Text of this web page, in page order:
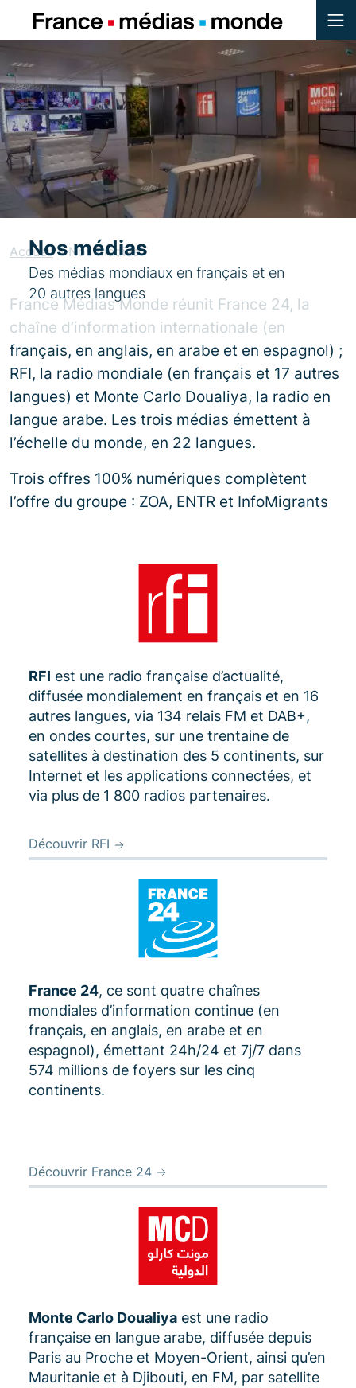
Menu
Contenu
Nos médias
Des médias mondiaux en français et en
20 autres langues
Accueil»Nos médias
France Médias Monde réunit France 24, la
chaîne d’information internationale (en
français, en anglais, en arabe et en espagnol) ;
RFI, la radio mondiale (en français et 17 autres
langues) et Monte Carlo Doualiya, la radio en
langue arabe. Les trois médias émettent à
l’échelle du monde, en 22 langues.
Trois offres 100% numériques complètent
l’offre du groupe : ZOA, ENTR et InfoMigrants
RFI est une radio française d’actualité,
diffusée mondialement en français et en 16
autres langues, via 134 relais FM et DAB+,
en ondes courtes, sur une trentaine de
satellites à destination des 5 continents, sur
Internet et les applications connectées, et
via plus de 1 800 radios partenaires.
Découvrir RFI
France 24, ce sont quatre chaînes
mondiales d’information continue (en
français, en anglais, en arabe et en
espagnol), émettant 24h/24 et 7j/7 dans
574 millions de foyers sur les cinq
continents.
Découvrir France 24
Monte Carlo Doualiya est une radio
française en langue arabe, diffusée depuis
Paris au Proche et Moyen-Orient, ainsi qu’en
Mauritanie et à Djibouti, en FM, par satellite